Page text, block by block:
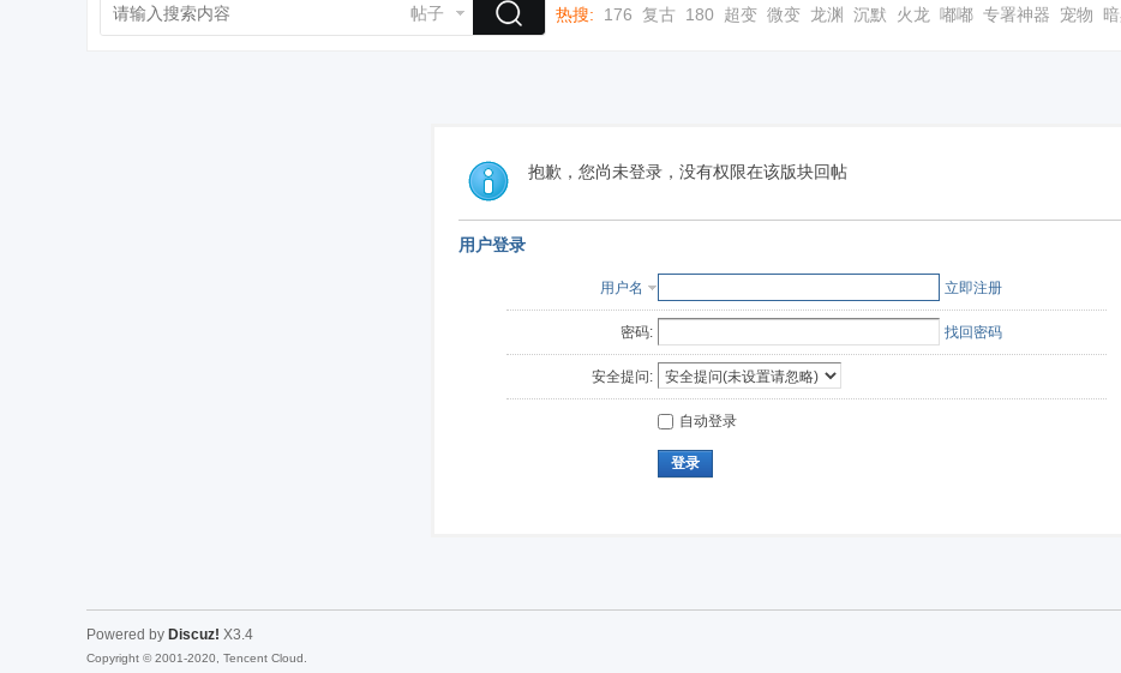
帖子 热搜: 176 复古 180 超变 微变 龙渊 沉默 火龙 嘟嘟 专署神器 宠物
抱歉，您尚未登录，没有权限在该版块回帖
用户登录
用户名 立即注册
密码: 找回密码
安全提问:
自动登录
登录
Powered by Discuz! X3.4
Copyright © 2001-2020, Tencent Cloud.